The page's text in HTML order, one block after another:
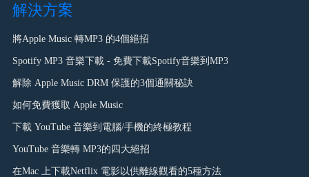
解決方案
將Apple Music 轉MP3 的4個絕招
Spotify MP3 音樂下載 - 免費下載Spotify音樂到MP3
解除 Apple Music DRM 保護的3個通關秘訣
如何免費獲取 Apple Music
下載 YouTube 音樂到電腦/手機的終極教程
YouTube 音樂轉 MP3的四大絕招
在Mac 上下載Netflix 電影以供離線觀看的5種方法